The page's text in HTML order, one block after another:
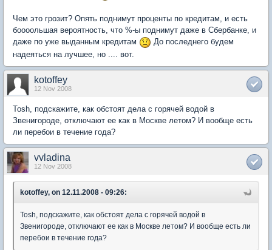
Чем это грозит? Опять поднимут проценты по кредитам, и есть
боооольшая вероятность, что %-ы поднимут даже в Сбербанке, и
даже по уже выданным кредитам
До последнего будем
надеяться на лучшее, но .... вот.
kotoffey
12 Nov 2008
Tosh, подскажите, как обстоят дела с горячей водой в
Звенигороде, отключают ее как в Москве летом? И вообще есть
ли перебои в течение года?
vvladina
12 Nov 2008
kotoffey, on 12.11.2008 - 09:26:
Tosh, подскажите, как обстоят дела с горячей водой в
Звенигороде, отключают ее как в Москве летом? И вообще есть ли
перебои в течение года?